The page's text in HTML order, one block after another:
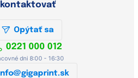
kontaktovať
Opýtať sa
0221 000 012
dni 8:00 - 16:30